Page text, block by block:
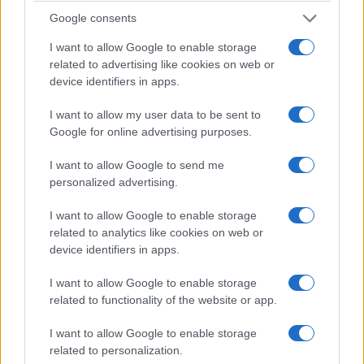
Google consents
I want to allow Google to enable storage
related to advertising like cookies on web or
device identifiers in apps.
I want to allow my user data to be sent to
Google for online advertising purposes.
I want to allow Google to send me
personalized advertising.
I want to allow Google to enable storage
related to analytics like cookies on web or
device identifiers in apps.
I want to allow Google to enable storage
related to functionality of the website or app.
I want to allow Google to enable storage
related to personalization.
citate nel suo comunicato, su riviste scientifiche
peer-reviewed. Il 24 febbraio 2022, la DSM-
Firmenich rilascia un comunicato sul suo sito
internet per esprimere piena soddisfazione per la
ottenuta autorizzazione alla commercializzazione
in Europa del suo farmaco amico del clima.
, l’allora Commissaria Ue per la Salute
e la Sicurezza alimentare, così presentò
taglio delle emissioni di metano derivante
dall’allevamento è centrale nella nostra battaglia
odierna [di Bovaer©️] è un chiaro esempio di cosa
possiamo ottenere attraverso le innovazioni in
campo agricolo”. Le preoccupazioni sul clima in
ambito UE sono talmente condivise e angoscianti